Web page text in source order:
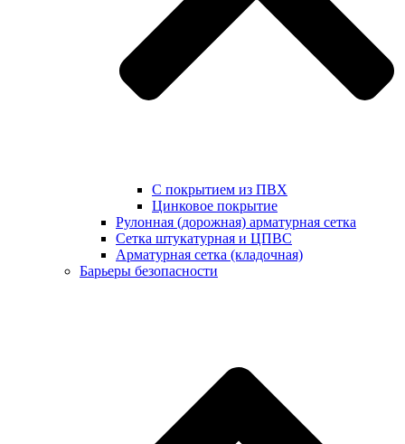
С покрытием из ПВХ
Цинковое покрытие
Рулонная (дорожная) арматурная сетка
Сетка штукатурная и ЦПВС
Арматурная сетка (кладочная)
Барьеры безопасности